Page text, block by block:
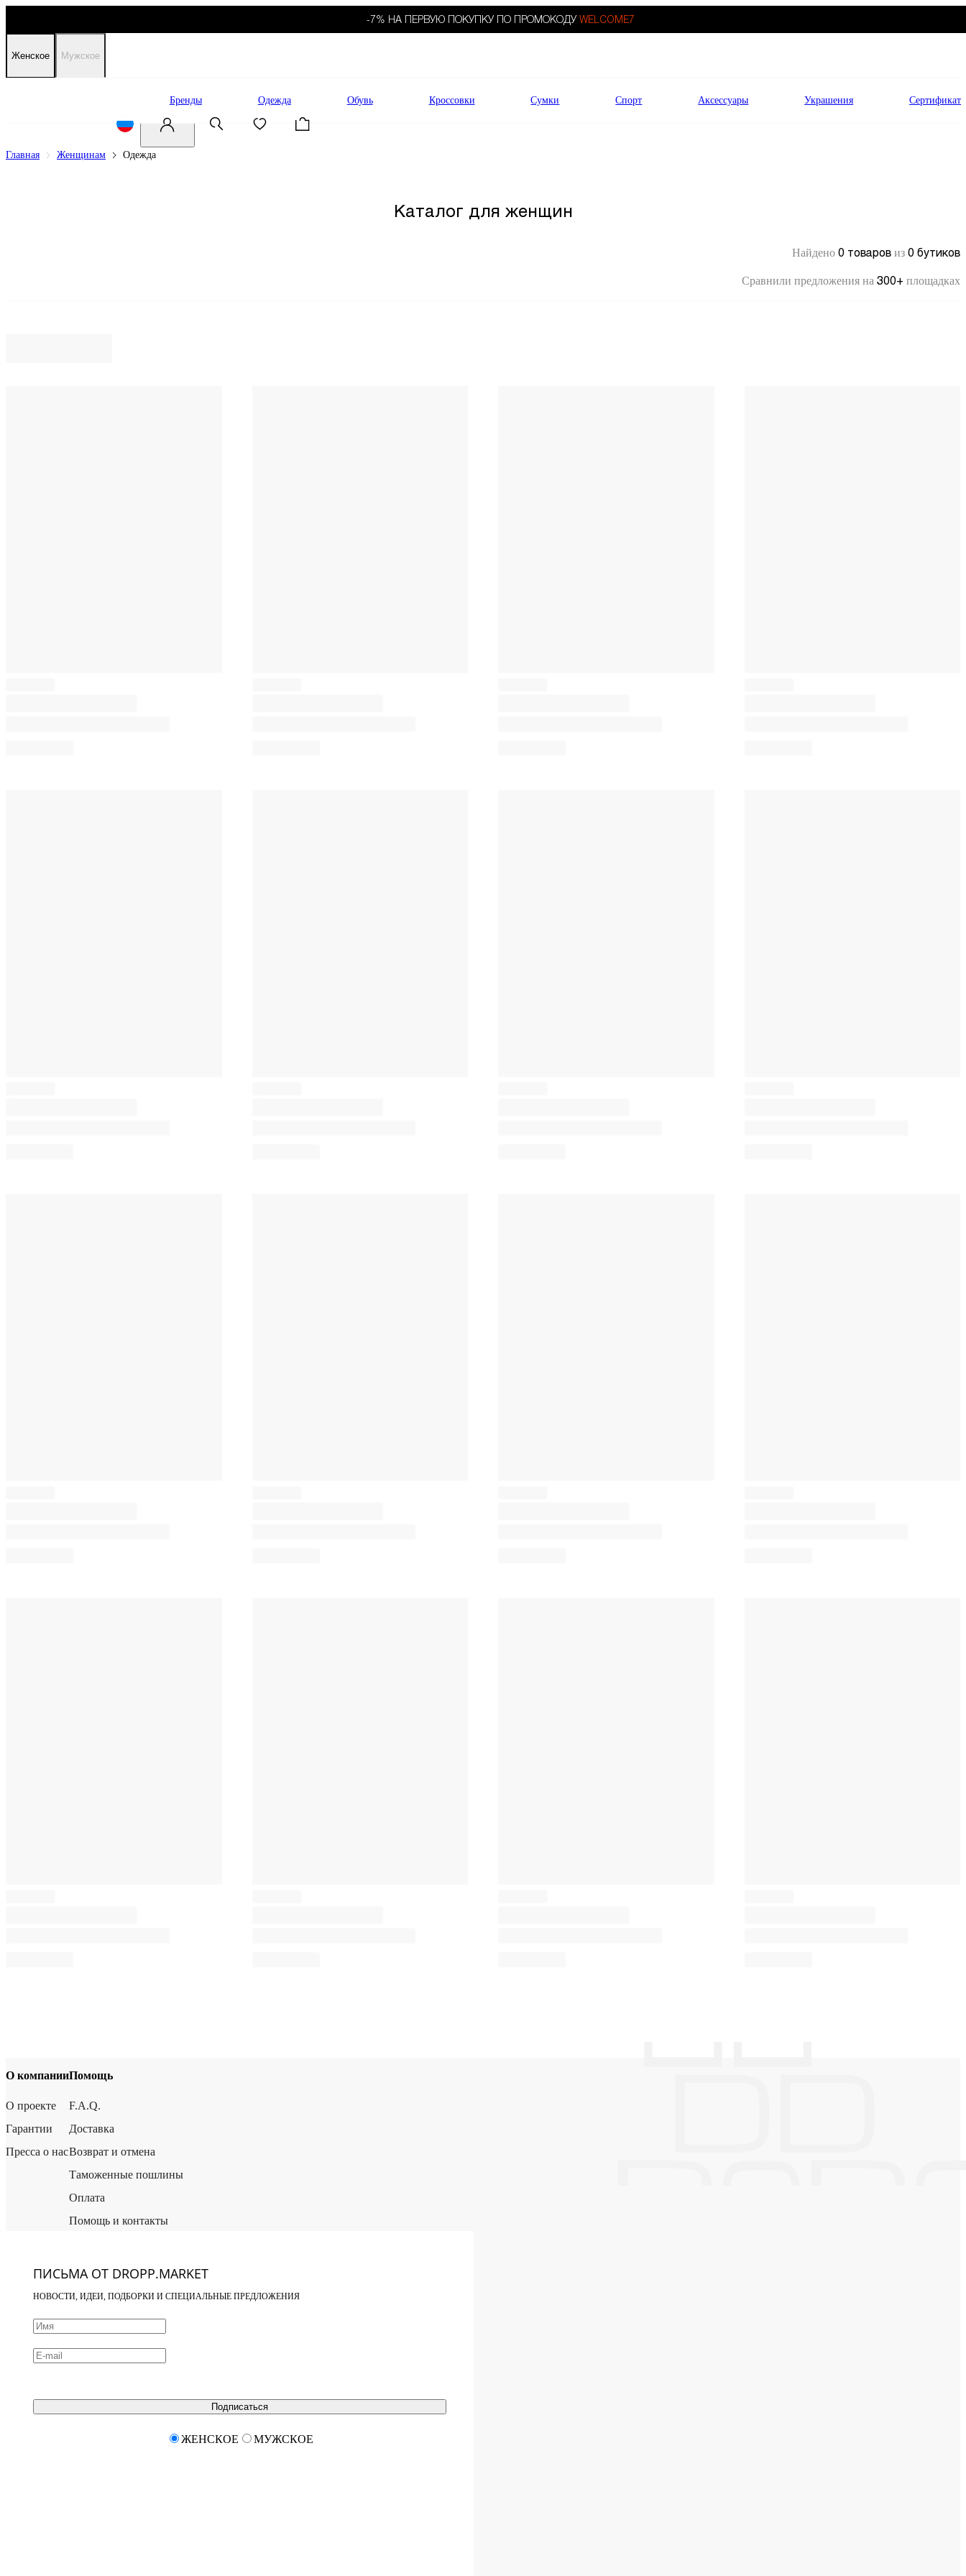
-7% НА ПЕРВУЮ ПОКУПКУ ПО ПРОМОКОДУ WELCOME7
Женское Мужское
Бренды Одежда Обувь Кроссовки Сумки Спорт Аксессуары Украшения Сертификат
Главная Женщинам Одежда
Каталог для женщин
Найдено 0 товаров из 0 бутиков
Сравнили предложения на 300+ площадках
О компании
О проекте
Гарантии
Пресса о нас
Помощь
F.A.Q.
Доставка
Возврат и отмена
Таможенные пошлины
Оплата
Помощь и контакты
ПИСЬМА ОТ DROPP.MARKET
НОВОСТИ, ИДЕИ, ПОДБОРКИ И СПЕЦИАЛЬНЫЕ ПРЕДЛОЖЕНИЯ
Подписаться
ЖЕНСКОЕ МУЖСКОЕ